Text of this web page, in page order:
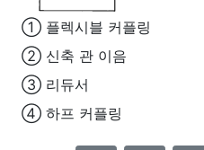
① 플렉시블 커플링
② 신축 관 이음
③ 리듀서
④ 하프 커플링